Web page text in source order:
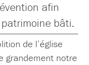
afin
patrimoine bâti.
de l’église
grandement notre